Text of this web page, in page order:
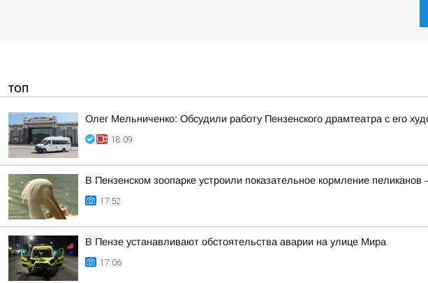
ТОП
Олег Мельниченко: Обсудили работу Пензенского драмтеатра с его
18:09
В Пензенском зоопарке устроили показательное кормление
17:52
В Пензе устанавливают обстоятельства аварии на улице Мира
17:06